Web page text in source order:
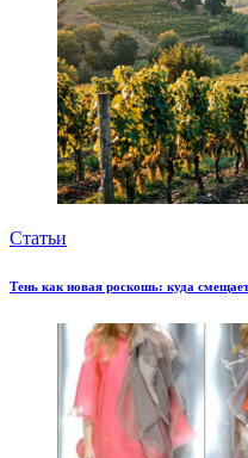
Статьи
Тень как новая роскошь: куда